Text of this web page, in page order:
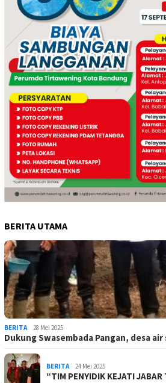
BERITA UTAMA
BERITA 28 Mei 2025
Dukung Swasembada Pangan, desa
BERITA 24 Mei 2025
“TIM PENYIDIK KEJATI